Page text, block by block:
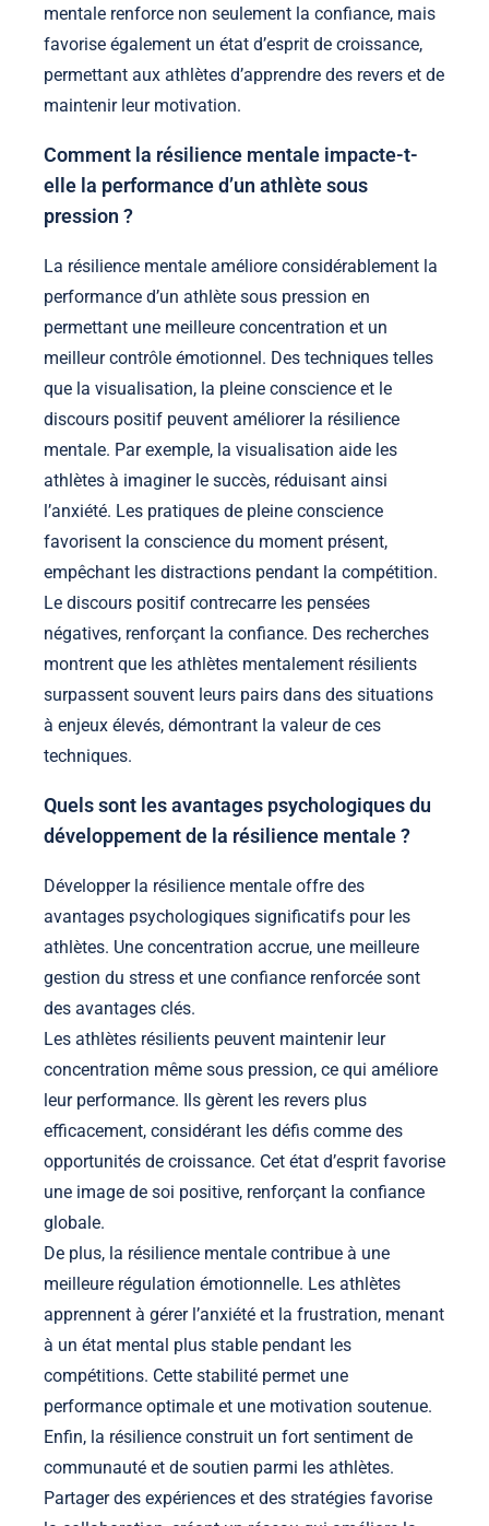
mentale renforce non seulement la confiance, mais
favorise également un état d’esprit de croissance,
permettant aux athlètes d’apprendre des revers et de
maintenir leur motivation.
Comment la résilience mentale impacte-t-
elle la performance d’un athlète sous
pression ?
La résilience mentale améliore considérablement la
performance d’un athlète sous pression en
permettant une meilleure concentration et un
meilleur contrôle émotionnel. Des techniques telles
que la visualisation, la pleine conscience et le
discours positif peuvent améliorer la résilience
mentale. Par exemple, la visualisation aide les
athlètes à imaginer le succès, réduisant ainsi
l’anxiété. Les pratiques de pleine conscience
favorisent la conscience du moment présent,
empêchant les distractions pendant la compétition.
Le discours positif contrecarre les pensées
négatives, renforçant la confiance. Des recherches
montrent que les athlètes mentalement résilients
surpassent souvent leurs pairs dans des situations
à enjeux élevés, démontrant la valeur de ces
techniques.
Quels sont les avantages psychologiques du
développement de la résilience mentale ?
Développer la résilience mentale offre des
avantages psychologiques significatifs pour les
athlètes. Une concentration accrue, une meilleure
gestion du stress et une confiance renforcée sont
des avantages clés.
Les athlètes résilients peuvent maintenir leur
concentration même sous pression, ce qui améliore
leur performance. Ils gèrent les revers plus
efficacement, considérant les défis comme des
opportunités de croissance. Cet état d’esprit favorise
une image de soi positive, renforçant la confiance
globale.
De plus, la résilience mentale contribue à une
meilleure régulation émotionnelle. Les athlètes
apprennent à gérer l’anxiété et la frustration, menant
à un état mental plus stable pendant les
compétitions. Cette stabilité permet une
performance optimale et une motivation soutenue.
Enfin, la résilience construit un fort sentiment de
communauté et de soutien parmi les athlètes.
Partager des expériences et des stratégies favorise